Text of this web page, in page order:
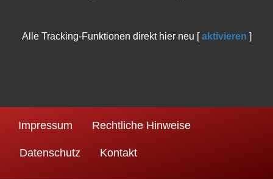
Alle Tracking-Funktionen direkt hier neu [aktivieren ]
Impressum Rechtliche Hinweise
Datenschutz Kontakt